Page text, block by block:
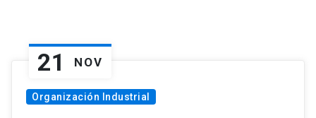
21 NOV
Organización Industrial